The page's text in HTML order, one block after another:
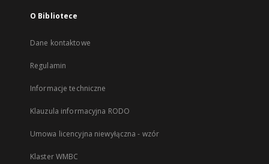
O Bibliotece
Dane kontaktowe
Regulamin
Informacje techniczne
Klauzula informacyjna RODO
Umowa licencyjna niewyłączna - wzór
Klaster WMBC